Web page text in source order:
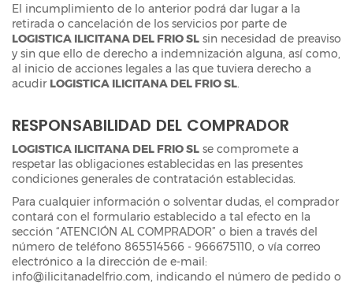
El incumplimiento de lo anterior podrá dar lugar a la
retirada o cancelación de los servicios por parte de
LOGISTICA ILICITANA DEL FRIO SL sin necesidad de preaviso
y sin que ello de derecho a indemnización alguna, así como,
al inicio de acciones legales a las que tuviera derecho a
acudir LOGISTICA ILICITANA DEL FRIO SL.
RESPONSABILIDAD DEL COMPRADOR
LOGISTICA ILICITANA DEL FRIO SL se compromete a
respetar las obligaciones establecidas en las presentes
condiciones generales de contratación establecidas.
Para cualquier información o solventar dudas, el comprador
contará con el formulario establecido a tal efecto en la
sección “ATENCIÓN AL COMPRADOR” o bien a través del
número de teléfono 865514566 - 966675110, o vía correo
electrónico a la dirección de e-mail:
info@ilicitanadelfrio.com, indicando el número de pedido o